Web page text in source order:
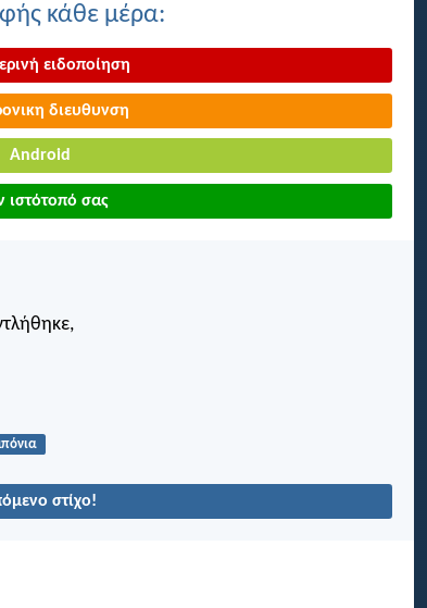
κάθε μέρα:
ειδοποίηση
διευθυνση
Android
ιστότοπό σας
στίχο!